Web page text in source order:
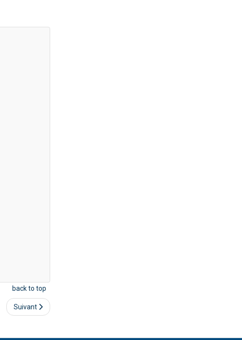
back to top
Suivant